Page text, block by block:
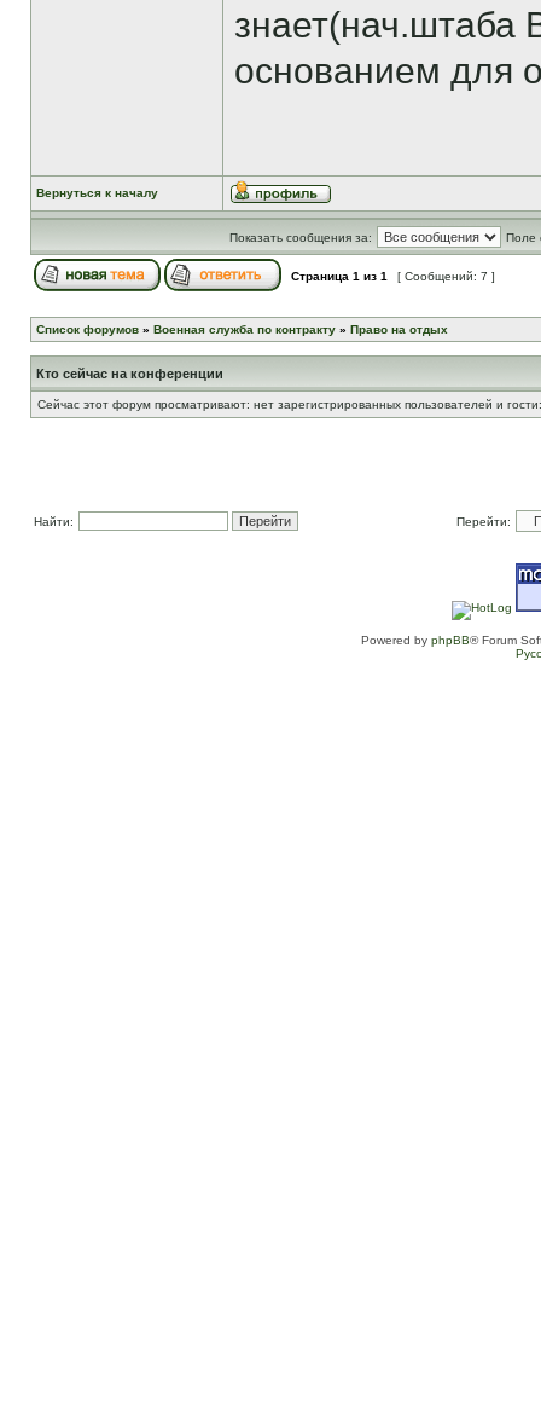
знает(нач.штаба
основанием для
Вернуться к началу
Показать сообщения за: Поле
Страница 1 из 1 [ Сообщений: 7 ]
Список форумов » Военная служба по контракту » Право на отдых
Кто сейчас на конференции
Сейчас этот форум просматривают: нет зарегистрированных пользователей и
Найти: Перейти:
Powered by phpBB® Forum